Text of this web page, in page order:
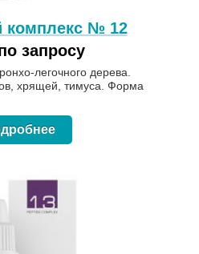
комплекс № 12
запросу
легочного дерева.
хрящей, тимуса. Форма